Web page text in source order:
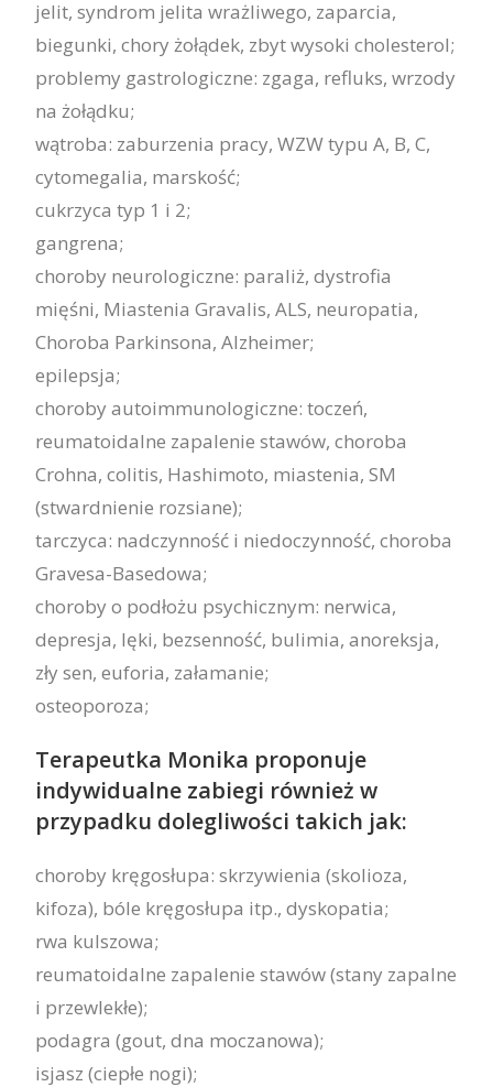
jelit, syndrom jelita wrażliwego, zaparcia,
biegunki, chory żołądek, zbyt wysoki cholesterol;
problemy gastrologiczne: zgaga, refluks, wrzody
na żołądku;
wątroba: zaburzenia pracy, WZW typu A, B, C,
cytomegalia, marskość;
cukrzyca typ 1 i 2;
gangrena;
choroby neurologiczne: paraliż, dystrofia
mięśni, Miastenia Gravalis, ALS, neuropatia,
Choroba Parkinsona, Alzheimer;
epilepsja;
choroby autoimmunologiczne: toczeń,
reumatoidalne zapalenie stawów, choroba
Crohna, colitis, Hashimoto, miastenia, SM
(stwardnienie rozsiane);
tarczyca: nadczynność i niedoczynność, choroba
Gravesa-Basedowa;
choroby o podłożu psychicznym: nerwica,
depresja, lęki, bezsenność, bulimia, anoreksja,
zły sen, euforia, załamanie;
osteoporoza;
Terapeutka Monika proponuje
indywidualne zabiegi również w
przypadku dolegliwości takich jak:
choroby kręgosłupa: skrzywienia (skolioza,
kifoza), bóle kręgosłupa itp., dyskopatia;
rwa kulszowa;
reumatoidalne zapalenie stawów (stany zapalne
i przewlekłe);
podagra (gout, dna moczanowa);
isjasz (ciepłe nogi);